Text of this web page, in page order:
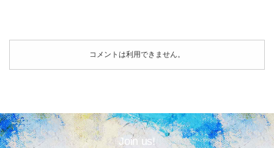
コメントは利用できません。
Join us!